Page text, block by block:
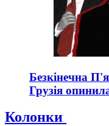
Безкінечна
Грузія
Колонки